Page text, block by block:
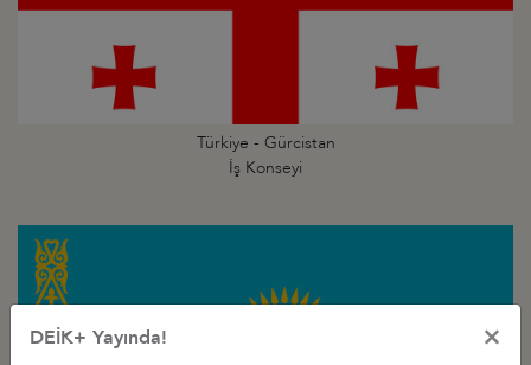
Türkiye - Gürcistan
İş Konseyi
DEİK+ Yayında! ×